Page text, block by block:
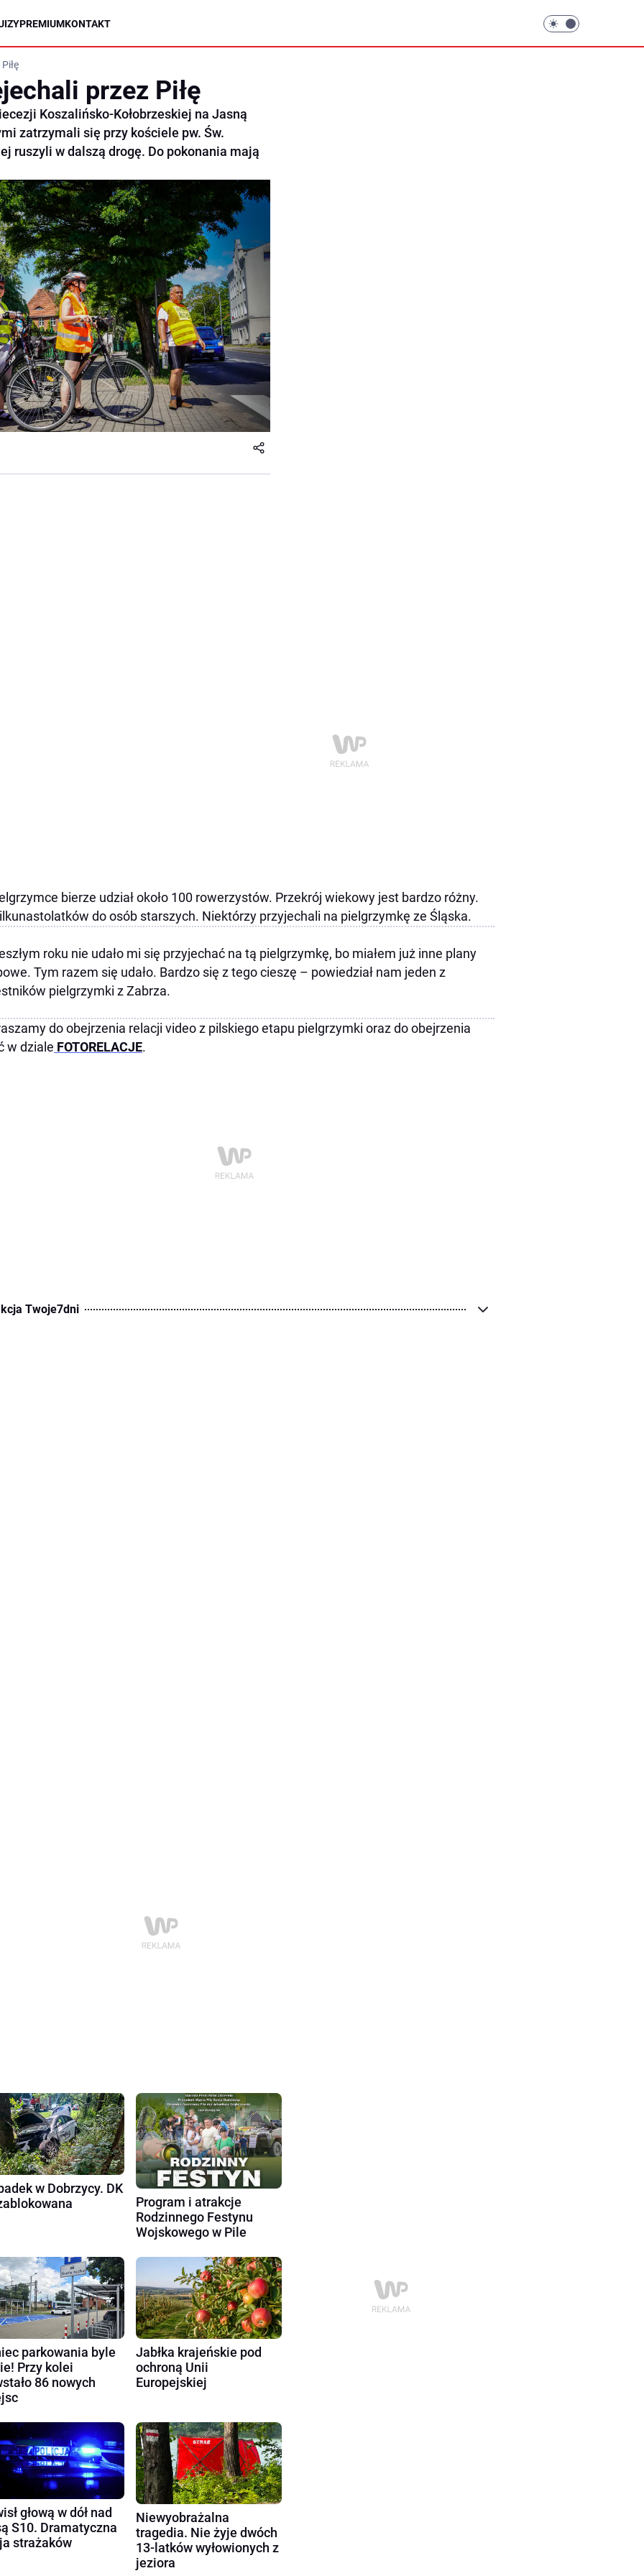
PREMIUMKONTAKT
przez Piłę
Koszalińsko-Kołobrzeskiej na Jasną
zatrzymali się przy kościele pw. Św.
ruszyli w dalszą drogę. Do pokonania mają
bierze udział około 100 rowerzystów. Przekrój wiekowy jest bardzo różny.
do osób starszych. Niektórzy przyjechali na pielgrzymkę ze Śląska.
roku nie udało mi się przyjechać na tą pielgrzymkę, bo miałem już inne plany
Tym razem się udało. Bardzo się z tego cieszę – powiedział nam jeden z
pielgrzymki z Zabrza.
do obejrzenia relacji video z pilskiego etapu pielgrzymki oraz do obejrzenia
w dziale FOTORELACJE.
Twoje7dni
w Dobrzycy. DK
Program i atrakcje
Rodzinnego Festynu
Wojskowego w Pile
parkowania byle
Przy kolei
86 nowych
Jabłka krajeńskie pod
ochroną Unii
Europejskiej
głową w dół nad
S10. Dramatyczna
strażaków
Niewyobrażalna
tragedia. Nie żyje dwóch
13-latków wyłowionych z
jeziora